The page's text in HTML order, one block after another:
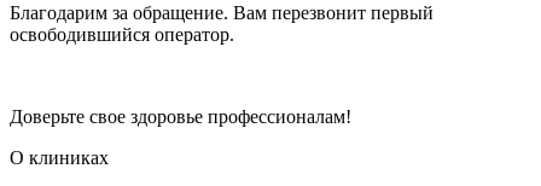
Благодарим за обращение. Вам перезвонит первый
освободившийся оператор.
Доверьте свое здоровье профессионалам!
О клиниках